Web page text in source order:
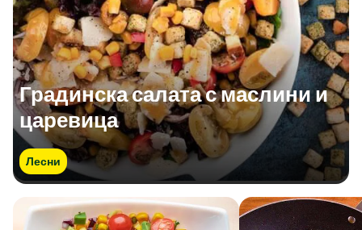
Градинска салата с маслини и
царевица
Лесни